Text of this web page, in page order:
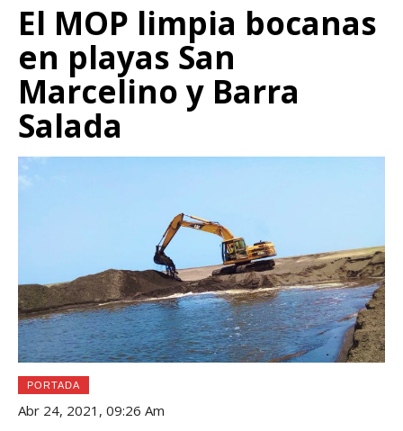
El MOP limpia bocanas
en playas San
Marcelino y Barra
Salada
PORTADA
Abr 24, 2021, 09:26 Am